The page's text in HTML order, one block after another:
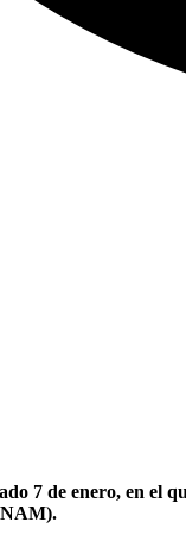
7 de enero, en